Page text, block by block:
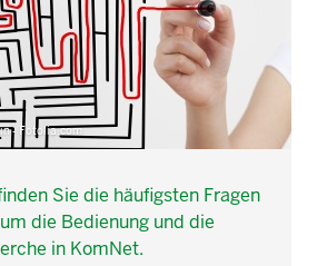
- Fotolia.com
Sie die häufigsten Fragen
die Bedienung und die
in KomNet.